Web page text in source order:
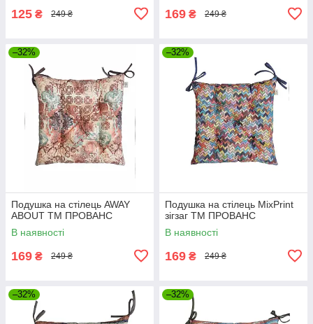
125 ₴ 249 ₴ 169 ₴ 249 ₴
–32%
Подушка на стілець AWAY
ABOUT ТМ ПРОВАНС
В наявності
169 ₴ 249 ₴
–32%
Подушка на стілець MixPrint
зігзаг ТМ ПРОВАНС
В наявності
169 ₴ 249 ₴
–32% –32%